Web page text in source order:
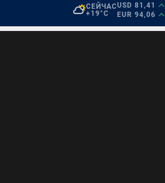
СЕЙЧАС
+19°C
USD 81,41
EUR 94,06